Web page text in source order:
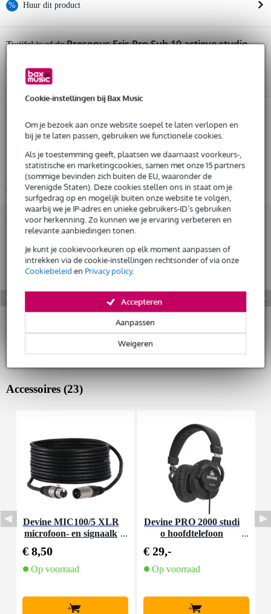
Cookie-instellingen bij Bax Music
Om je bezoek aan onze website soepel te laten verlopen en
bij je te laten passen, gebruiken we functionele cookies.
Als je toestemming geeft, plaatsen we daarnaast voorkeurs-,
statistische en marketingcookies, samen met onze 15 partners
(sommige bevinden zich buiten de EU, waaronder de
Verenigde Staten). Deze cookies stellen ons in staat om je
surfgedrag op en mogelijk buiten onze website te volgen,
waarbij we je IP-adres en unieke gebruikers-ID’s gebruiken
voor herkenning. Zo kunnen we je ervaring verbeteren en
relevante aanbiedingen tonen.
Je kunt je cookievoorkeuren op elk moment aanpassen of
intrekken via de cookie-instellingen rechtsonder of via onze
Cookiebeleiden Privacy policy.
Weigeren
Aanpassen
Accepteren
% Huur dit product
Huur dit product al vanaf 26 euro per maand
Gratis
Al na 4 maanden maandelijks opzegbaar
De mogelijkheid om je product(en) met korting te kopen
Twijfel je of dePresonus Eris Pro Sub 10 actieve studio
subwoofer (per stuk)
Productinformatie
Presonus Eris Pro Sub 10
actieve studio subwoofer
frequentierespons: 20 - 200 Hz
Bekijk alle productspecificaties
Bekijk ook eens (3)
Accessoires (23)
Devine MIC100/5 XLR
microfoon- en signaalk
€ 8,50
Op voorraad
+
Devine PRO 2000 studi
o hoofdtelefoon
€ 29,-
Op voorraad
+